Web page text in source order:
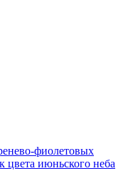
фиолетовых
цвета июньского неба